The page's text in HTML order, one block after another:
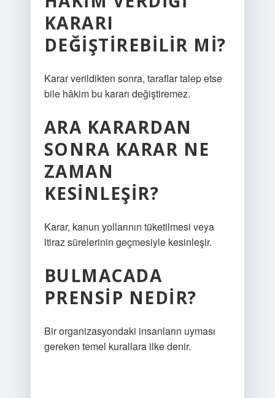
KARARI
DEĞIŞTIREBILIR MI?
Karar verildikten sonra, taraflar talep etse
bile hâkim bu kararı değiştiremez.
ARA KARARDAN
SONRA KARAR NE
ZAMAN
KESINLEŞIR?
Karar, kanun yollarının tüketilmesi veya
itiraz sürelerinin geçmesiyle kesinleşir.
BULMACADA
PRENSIP NEDIR?
Bir organizasyondaki insanların uyması
gereken temel kurallara ilke denir.